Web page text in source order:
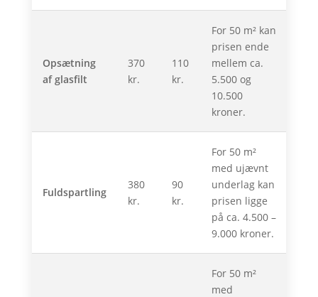
Opsætning
af glasfilt
370
kr.
110
kr.
For 50 m² kan
prisen ende
mellem ca.
5.500 og
10.500
kroner.
Fuldspartling
380
kr.
90
kr.
For 50 m²
med ujævnt
underlag kan
prisen ligge
på ca. 4.500 –
9.000 kroner.
For 50 m²
med